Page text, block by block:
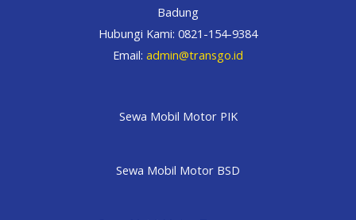
Badung
Hubungi Kami: 0821-154-9384
Email: admin@transgo.id
Sewa Mobil Motor PIK
Sewa Mobil Motor BSD